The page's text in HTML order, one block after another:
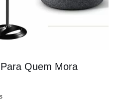
Quem Mora